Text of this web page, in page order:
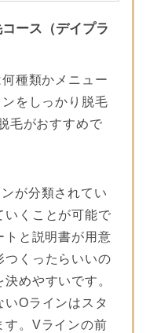
ース（デイプラ
種類かメニュー
をしっかり脱毛
毛がおすすめで
が分類されてい
いくことが可能で
トと説明書が用意
つくったらいいの
めやすいです。
いOラインはスタ
す。Vラインの前